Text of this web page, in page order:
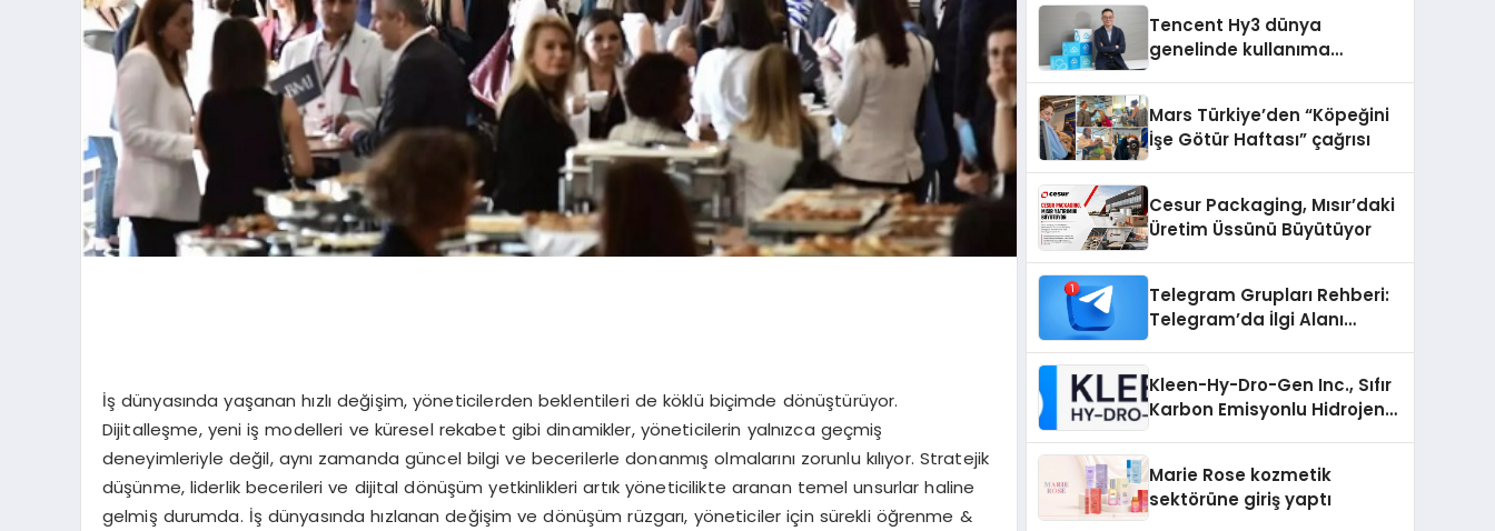
İş dünyasında yaşanan hızlı değişim, yöneticilerden beklentileri de köklü biçimde dönüştürüyor.
Dijitalleşme, yeni iş modelleri ve küresel rekabet gibi dinamikler, yöneticilerin yalnızca geçmiş
deneyimleriyle değil, aynı zamanda güncel bilgi ve becerilerle donanmış olmalarını zorunlu kılıyor. Stratejik
düşünme, liderlik becerileri ve dijital dönüşüm yetkinlikleri artık yöneticilikte aranan temel unsurlar haline
gelmiş durumda. İş dünyasında hızlanan değişim ve dönüşüm rüzgarı, yöneticiler için sürekli öğrenme &
Tencent Hy3 dünya
genelinde kullanıma
Mars Türkiye’den “Köpeğini
İşe Götür Haftası” çağrısı
Cesur Packaging, Mısır’daki
Üretim Üssünü Büyütüyor
Telegram Grupları Rehberi:
Telegram’da İlgi Alanı
Kleen-Hy-Dro-Gen Inc., Sıfır
Karbon Emisyonlu Hidrojen
Aldı
Marie Rose kozmetik
sektörüne giriş yaptı